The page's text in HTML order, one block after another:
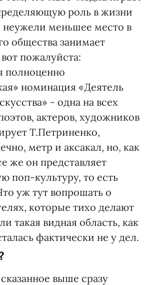
роль в жизни
неужели меньшее место в
общества занимает
пожалуйста:
полноценно
номинация «Деятель
- одна на всех
актеров, художников
Т.Петриненко,
метр и аксакал, но, как
же он представляет
поп-культуру, то есть
уж тут вопрошать о
которые тихо делают
такая видная область, как
фактически не у дел.
выше сразу